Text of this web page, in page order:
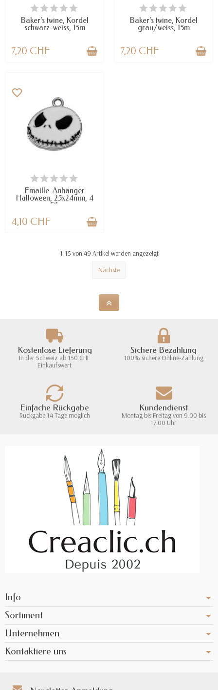
VERFÜGBAR
Baker's twine, Kordel
schwarz-weiss, 15m
7,20 CHF
NUR NOCH WENIGE TEILE
VERFÜGBAR
Baker's twine, Kordel
grau/weiss, 15m
7,20 CHF
VERFÜGBAR
favorite_border
Emaille-Anhänger
Halloween, 25x24mm, 4
Stk
4,10 CHF
1-15 von 49 Artikel werden angezeigt
Nächste
Kostenlose Lieferung
In der Schweiz ab 150 CHF
Einkaufswert
Sichere Bezahlung
100% sichere Online-Zahlung
Einfache Rückgabe
Rückgabe 14 Tage möglich
Kundendienst
Montag bis Freitag von 9.00 bis
17.00 Uhr
Info
Sortiment
Unternehmen
Kontaktiere uns